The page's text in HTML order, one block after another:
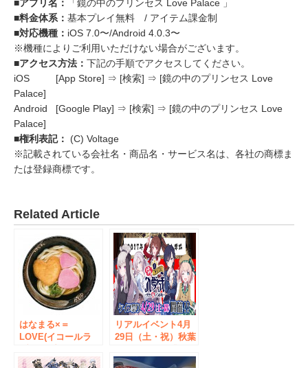
■アプリ名：
「鏡の中のプリンセス Love Palace 」
■料金体系： 基本プレイ無料 / アイテム課金制
■対応機種： iOS 7.0〜/Android 4.0.3〜
※機種によりご利用いただけない場合がございます。
■アクセス方法： 下記の手順でアクセスしてください。
iOS [App Store] ⇒ [検索] ⇒ [鏡の中のプリンセス Love
Palace]
Android [Google Play] ⇒ [検索] ⇒ [鏡の中のプリンセス Love
Palace]
■権利表記： (C) Voltage
※記載されている会社名・商品名・サービス名は、各社の商標ま
たは登録商標です。
Related Article
はなまる×＝
LOVE(イコールラ
バレンタインうどん
リアルイベント4月
29日（土・祝）秋葉
ドキ ケイブの入学